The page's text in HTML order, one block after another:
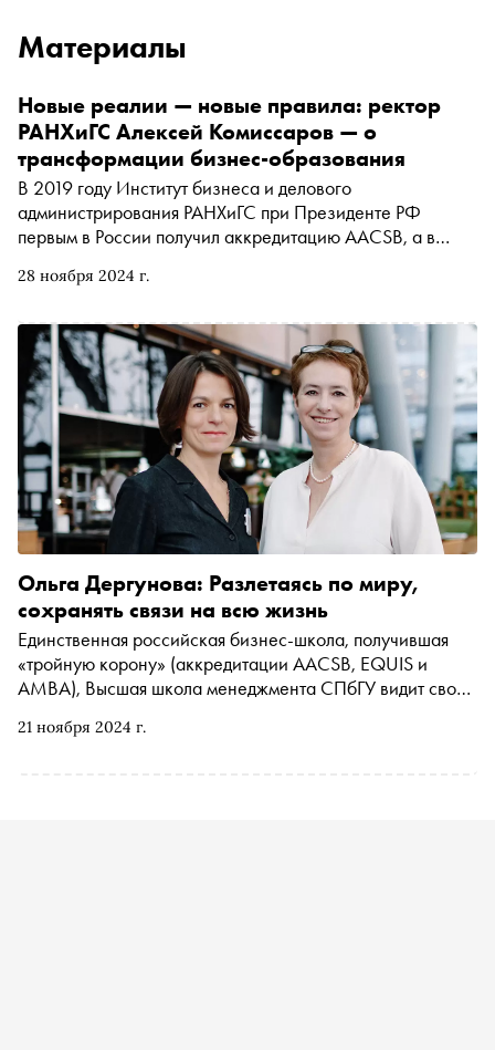
Материалы
28 ноября 2024 г.
Новые реалии — новые правила: ректор
РАНХиГС Алексей Комиссаров — о
трансформации бизнес-образования
В 2019 году Институт бизнеса и делового
администрирования РАНХиГС при Президенте РФ
первым в России получил аккредитацию AACSB, а в
бизнес-школ, составленном Financial Times. Для проекта
Геворкян поговорила с ректором РАНХиГС Алексеем
Комиссаровым о ценности рейтингов, требованиях
времени и «корочке» пилота
21 ноября 2024 г.
Ольга Дергунова: Разлетаясь по миру,
сохранять связи на всю жизнь
Единственная российская бизнес-школа, получившая
«тройную корону» (аккредитации AACSB, EQUIS и
AMBA), Высшая школа менеджмента СПбГУ видит свою
других бизнес-школ. В рамках проекта « Индустрия »